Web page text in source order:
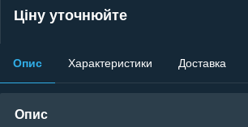
Ціну уточнюйте
Опис Характеристики Доставка
Опис